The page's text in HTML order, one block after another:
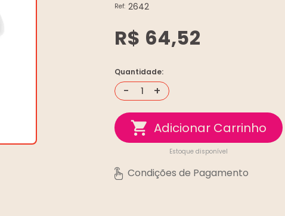
Ref: 2642
R$ 64,52
Quantidade:
- +
Estoque disponível